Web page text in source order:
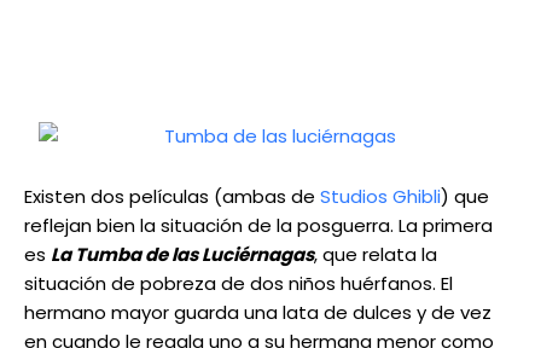
Existen dos películas (ambas de Studios Ghibli) que
reflejan bien la situación de la posguerra. La primera
es La Tumba de las Luciérnagas, que relata la
situación de pobreza de dos niños huérfanos. El
hermano mayor guarda una lata de dulces y de vez
en cuando le regala uno a su hermana menor como